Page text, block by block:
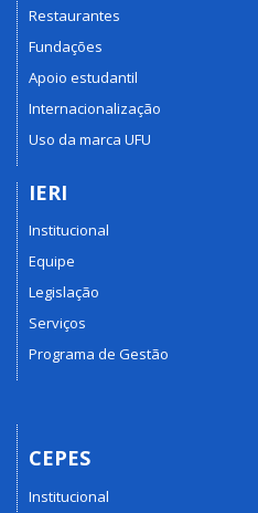
Restaurantes
Fundações
Apoio estudantil
Internacionalização
Uso da marca UFU
IERI
Institucional
Equipe
Legislação
Serviços
Programa de Gestão
CEPES
Institucional